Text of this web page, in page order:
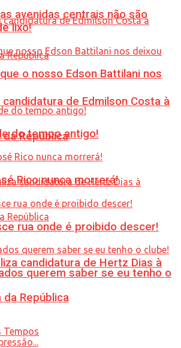
candidatura de Edmilson Costa à
República
candidatura de Hertz Dias à
República
avenidas centrais não são
lixo!
o nosso Edson Battilani nos
do tempo antigo!
Rico nunca morrerá!
rua onde é proibido descer!
querem saber se eu tenho o
Tempos